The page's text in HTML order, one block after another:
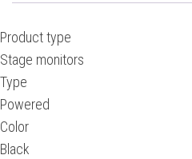
Product type
Stage monitors
Type
Powered
Color
Black